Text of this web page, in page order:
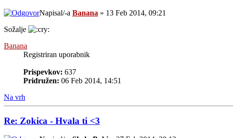
Napisal/-a Banana » 13 Feb 2014, 09:21
Sožalje
Banana
Registriran uporabnik
Prispevkov: 637
Pridružen: 06 Feb 2014, 14:51
Na vrh
Re: Zokica - Hvala ti <3